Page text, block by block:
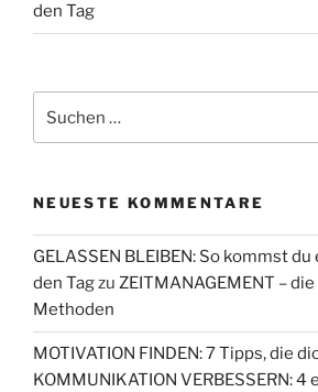
den Tag
nach:
NEUESTE KOMMENTARE
GELASSEN BLEIBEN: So kommst
den Tagzu ZEITMANAGEMENT –
Methoden
MOTIVATION FINDEN: 7 Tipps, die
KOMMUNIKATION VERBESSERN: